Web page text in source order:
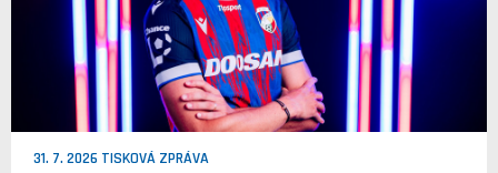
31. 7. 2026 TISKOVÁ ZPRÁVA